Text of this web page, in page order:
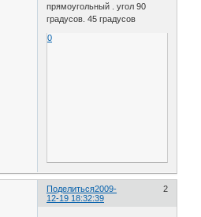
прямоугольный . угол 90
градусов. 45 градусов
0
Поделиться 2
2009-
12-19 18:32:39